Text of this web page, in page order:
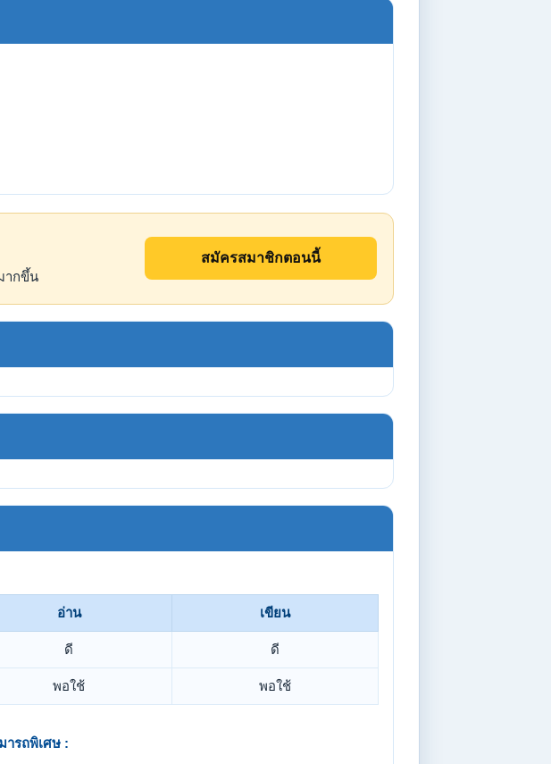
ากขึ้น
สมัครสมาชิกตอนนี้
อ่าน เขียน
ดี ดี
พอใช้ พอใช้
ารถพิเศษ :